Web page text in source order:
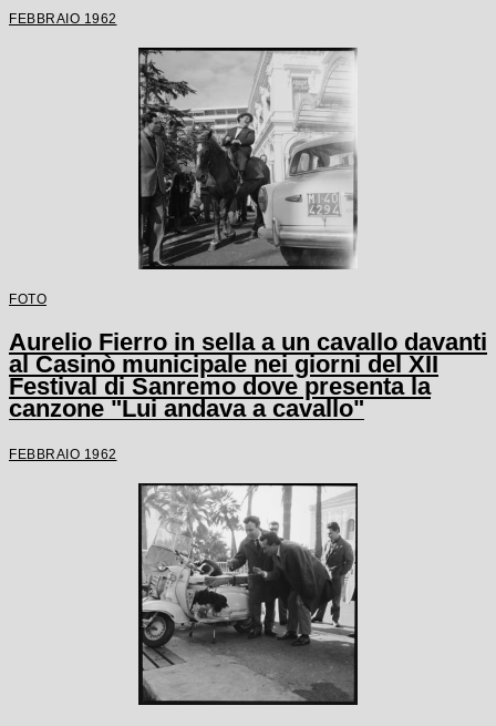
FEBBRAIO 1962
FOTO
Aurelio Fierro in sella a un cavallo davanti
al Casinò municipale nei giorni del XII
Festival di Sanremo dove presenta la
canzone "Lui andava a cavallo"
FEBBRAIO 1962